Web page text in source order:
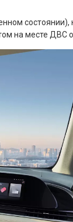
на месте ДВС